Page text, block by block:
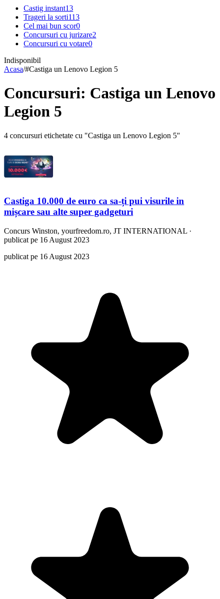
Castig instant13
Trageri la sorti113
Cel mai bun scor0
Concursuri cu jurizare2
Concursuri cu votare0
Indisponibil
Acasa/#Castiga un Lenovo Legion 5
Concursuri: Castiga un Lenovo
Legion 5
4 concursuri etichetate cu "Castiga un Lenovo Legion 5"
Castiga 10.000 de euro ca sa-ți pui visurile in
mișcare sau alte super gadgeturi
Concurs Winston, yourfreedom.ro, JT INTERNATIONAL ·
publicat pe 16 August 2023
publicat pe 16 August 2023